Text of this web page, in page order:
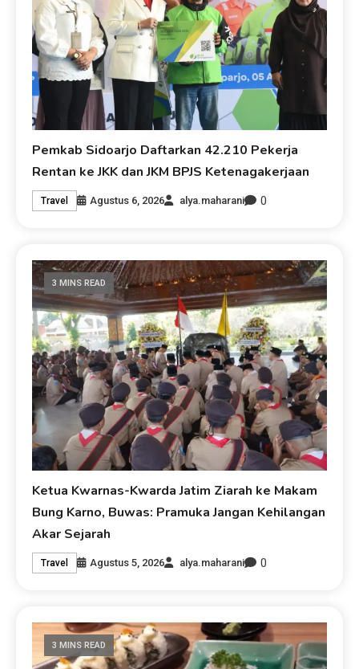
Pemkab Sidoarjo Daftarkan 42.210 Pekerja
Rentan ke JKK dan JKM BPJS Ketenagakerjaan
Travel Agustus 6, 2026 alya.maharani 0
3 MINS READ
Ketua Kwarnas-Kwarda Jatim Ziarah ke Makam
Bung Karno, Buwas: Pramuka Jangan Kehilangan
Akar Sejarah
Travel Agustus 5, 2026 alya.maharani 0
3 MINS READ